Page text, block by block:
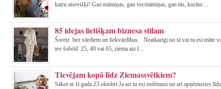
katru atsevišķi! Gan māmiņas, gan vecmāmiņas, gan tās, kurām ...
85 idejas lietišķam biznesa stilam
Šoreiz bez vārdiem un liekvārdības. Neatkarīgi no tā vai tu esi māte
tev šobrīd 25, 40 vai 65, ziema aiz l ...
Tievējam kopā līdz Ziemassvētkiem?
Sākot ar šī gada 23.oktobri Ja arī tu esi nolēmusi un arī apņēmusies līdz